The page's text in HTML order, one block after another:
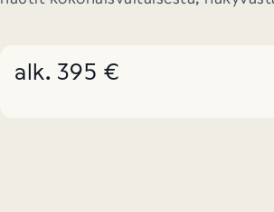
alk. 395 €